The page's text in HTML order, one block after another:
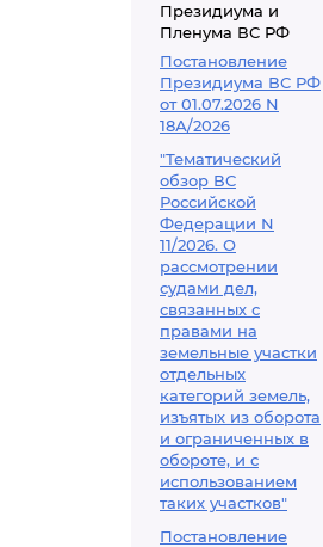
Президиума и
Пленума ВС РФ
Постановление
Президиума ВС РФ
от 01.07.2026 N
18А/2026
"Тематический
обзор ВС
Российской
Федерации N
11/2026. О
рассмотрении
судами дел,
связанных с
правами на
земельные участки
отдельных
категорий земель,
изъятых из оборота
и ограниченных в
обороте, и с
использованием
таких участков"
Постановление